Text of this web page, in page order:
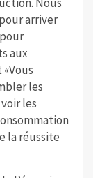
arriver
aux
les
les
la réussite